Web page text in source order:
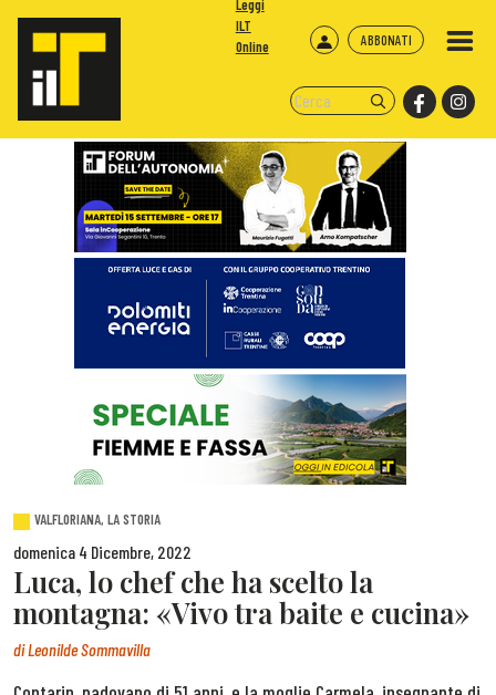
ABBONATI
Leggi
ILT
Online
VALFLORIANA, LA STORIA
domenica 4 Dicembre, 2022
Luca, lo chef che ha scelto la
montagna: «Vivo tra baite e cucina»
diLeonilde Sommavilla